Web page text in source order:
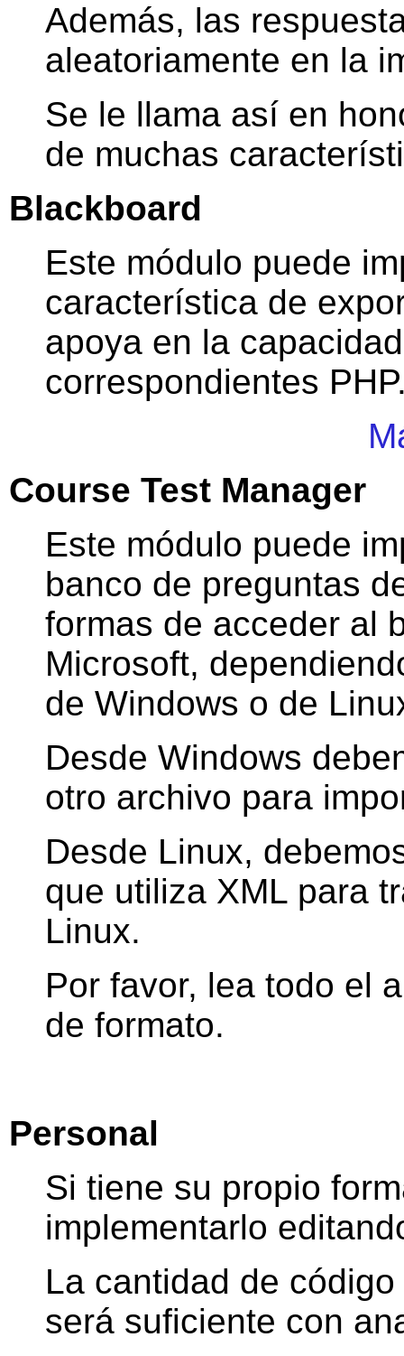
Además, las
aleatoriamente en la
Se le llama así en
de muchas
Blackboard
Este módulo puede
característica de
apoya en la
correspondientes
Course Test Manager
Este módulo puede
banco de preguntas
formas de acceder al
Microsoft,
de Windows o de
Desde Windows
otro archivo para
Desde Linux,
que utiliza XML para
Linux.
Por favor, lea todo el
de formato.
Personal
Si tiene su propio
implementarlo
La cantidad de
será suficiente con